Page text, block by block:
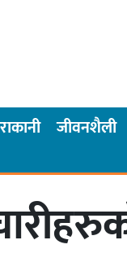
जीवनशैली